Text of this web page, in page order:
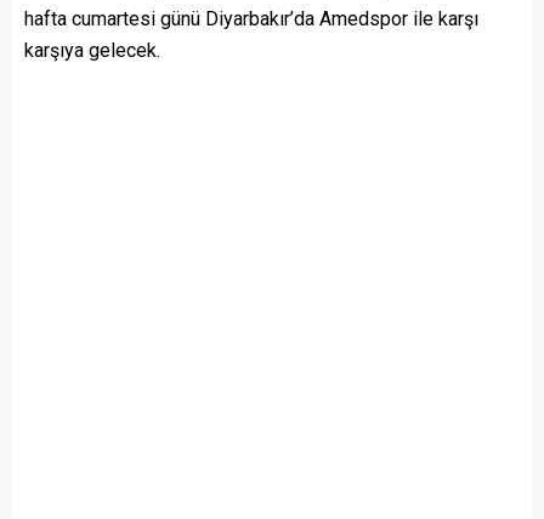
hafta cumartesi günü Diyarbakır’da Amedspor ile karşı
karşıya gelecek.